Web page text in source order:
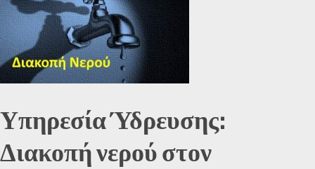
Υπηρεσία Ύδρευσης:
Διακοπή νερού στον